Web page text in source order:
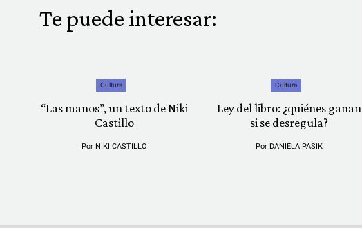
Te puede interesar:
Cultura
“Las manos”, un texto de Niki
Castillo
Por NIKI CASTILLO
Cultura
Ley del libro: ¿quiénes ganan
si se desregula?
Por DANIELA PASIK